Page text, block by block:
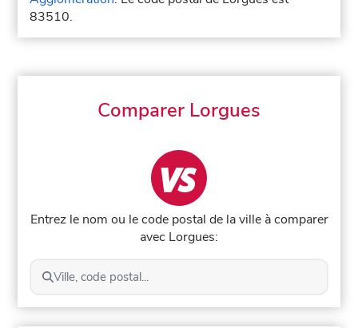
83510.
Comparer Lorgues
Entrez le nom ou le code postal de la ville à comparer
avec Lorgues:
Ville, code postal...